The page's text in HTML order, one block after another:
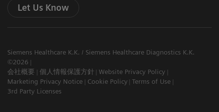
Let Us Know
Siemens Healthcare K.K. / Siemens Healthcare Diagnostics K.K.
©2026
会社概要
個人情報保護方針
Website Privacy Policy
Marketing Privacy Notice
Cookie Policy Terms of Use
3rd Party Licenses